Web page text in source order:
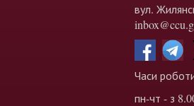
вул.
Часи
пн-чт - з